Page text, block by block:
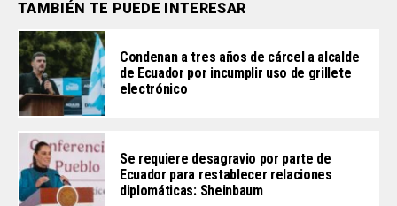
TAMBIÉN TE PUEDE INTERESAR
Condenan a tres años de cárcel a alcalde
de Ecuador por incumplir uso de grillete
electrónico
Se requiere desagravio por parte de
Ecuador para restablecer relaciones
diplomáticas: Sheinbaum